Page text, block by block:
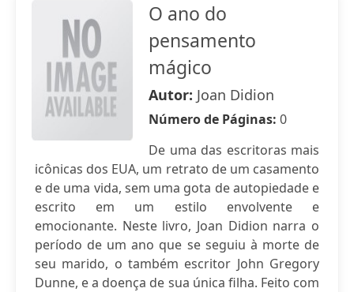
O ano do
pensamento
mágico
Autor: Joan Didion
Número de Páginas: 0
De uma das escritoras mais
icônicas dos EUA, um retrato de um casamento
e de uma vida, sem uma gota de autopiedade e
escrito em um estilo envolvente e
emocionante. Neste livro, Joan Didion narra o
período de um ano que se seguiu à morte de
seu marido, o também escritor John Gregory
Dunne, e a doença de sua única filha. Feito com